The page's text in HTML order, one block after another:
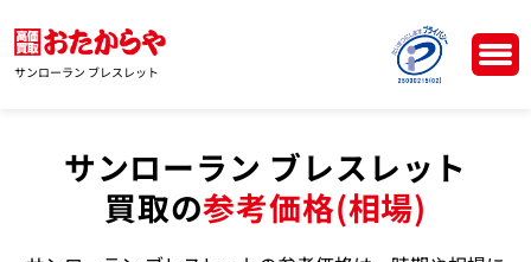
サンローラン ブレスレット
サンローラン ブレスレット
買取の参考価格(相場)